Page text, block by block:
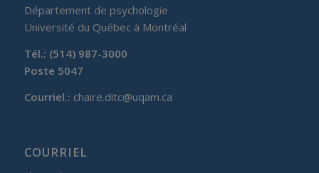
Département de psychologie
Université du Québec à Montréal
Tél.: (514) 987-3000
Poste 5047
Courriel.: chaire.ditc@uqam.ca
COURRIEL